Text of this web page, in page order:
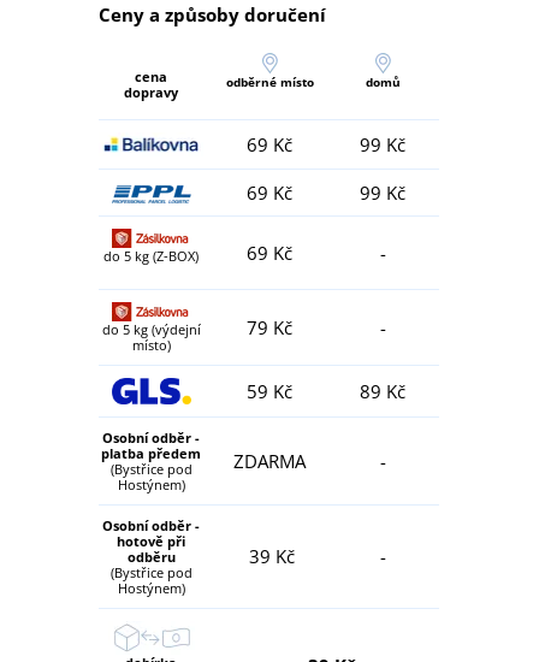
Ceny a způsoby doručení
cena
dopravy
odběrné místo domů
69 Kč
99 Kč
69 Kč
99 Kč
do 5 kg (Z-BOX) 69 Kč -
do 5 kg (výdejní
místo)
79 Kč -
59 Kč 89 Kč
Osobní odběr -
platba předem
(Bystřice pod
Hostýnem)
ZDARMA -
Osobní odběr -
hotově při
odběru
(Bystřice pod
Hostýnem)
39 Kč -